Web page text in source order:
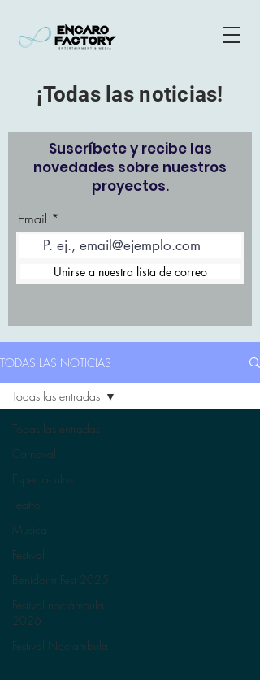
¡Todas las noticias!
Suscríbete y recibe las
novedades sobre nuestros
proyectos.
Email
Unirse a nuestra lista de correo
TODAS LAS NOTICIAS
Todas las entradas
Carnaval
Espectáculos
Teatro
Música
Festival
Benidorm Fest 2025
Festival noctámbula
2026
Festival Noctámbula
Todas las entradas